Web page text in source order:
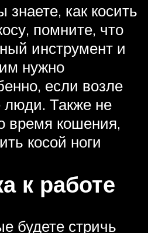
знаете, как косить
помните, что
инструмент и
нужно
если возле
люди. Также не
время кошения,
косой ноги
к работе
будете стричь